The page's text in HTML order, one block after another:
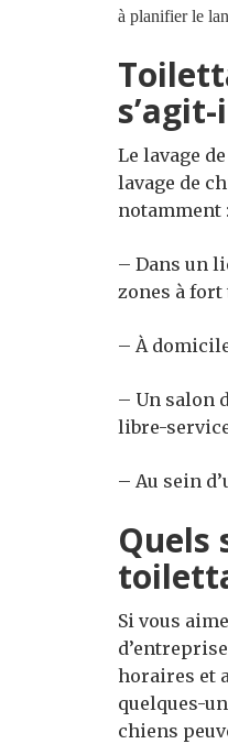
à planifier le
s’agit-
Le lavage
lavage de
notamment :
– Dans un
zones à
– À
– Un salon
libre-
– Au sein
Quels
Si vous
horaires et
quelques-
chiens